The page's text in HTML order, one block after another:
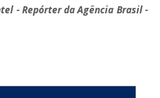
- Repórter da Agência Brasil -